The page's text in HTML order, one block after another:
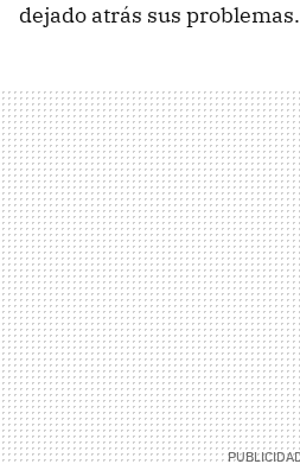
dejado atrás sus problemas.